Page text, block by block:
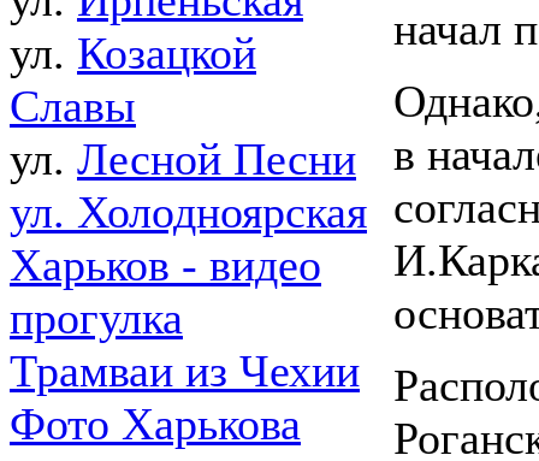
ул. Козацкой
Славы
ул. Лесной Песни
ул. Холодноярская
Харьков - видео
прогулка
Трамваи из Чехии
Фото Харькова
начал
в